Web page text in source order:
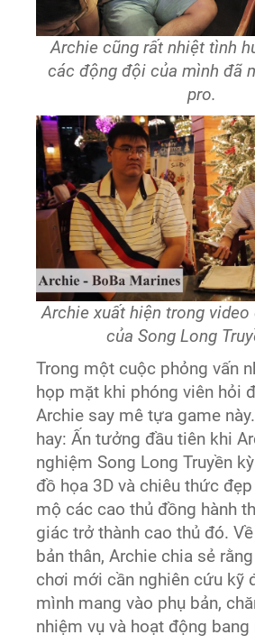
Archie cũng rất nhiệt tình
các động đội của mình đã
pro.
Archie xuất hiện trong video
của Song Long
Trong một cuộc phỏng vấn
họp mặt khi phóng viên hỏi
Archie say mê tựa game
hay: Ấn tưởng đầu tiên khi
nghiệm Song Long Truyền
đồ họa 3D và chiêu thức
mộ các cao thủ đồng hành
giác trở thành cao thủ đó.
bản thân, Archie chia sẻ
chơi mới cần nghiên cứu kỹ
mình mang vào phụ bản,
nhiệm vụ và hoạt động bang